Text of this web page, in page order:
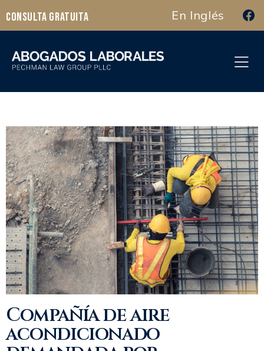
Consulta Gratuita En Inglés
Compañía de aire
acondicionado